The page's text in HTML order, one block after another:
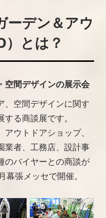
ーデン＆アウ
）とは？
空間デザインの展示会
、空間デザインに関す
る商談展です。
ウトドアショップ、
業者、工務店、設計事
のバイヤーとの商談が
張メッセで開催。